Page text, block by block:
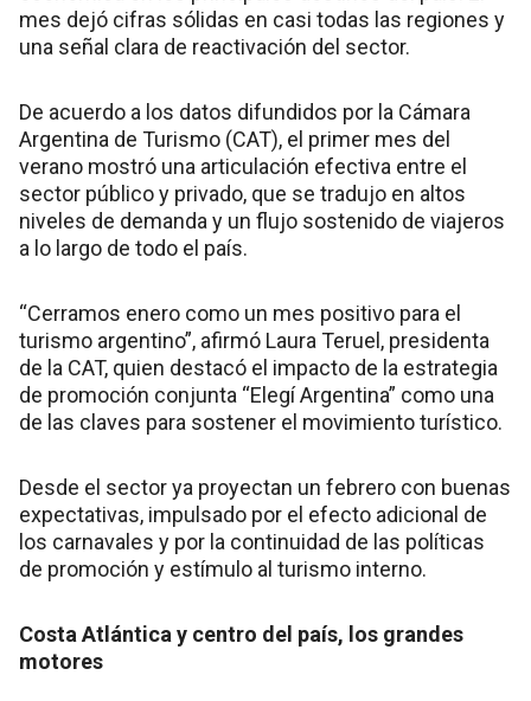
mes dejó cifras sólidas en casi todas las regiones y
una señal clara de reactivación del sector.
De acuerdo a los datos difundidos por la Cámara
Argentina de Turismo (CAT), el primer mes del
verano mostró una articulación efectiva entre el
sector público y privado, que se tradujo en altos
niveles de demanda y un flujo sostenido de viajeros
a lo largo de todo el país.
“Cerramos enero como un mes positivo para el
turismo argentino”, afirmó Laura Teruel, presidenta
de la CAT, quien destacó el impacto de la estrategia
de promoción conjunta “Elegí Argentina” como una
de las claves para sostener el movimiento turístico.
Desde el sector ya proyectan un febrero con buenas
expectativas, impulsado por el efecto adicional de
los carnavales y por la continuidad de las políticas
de promoción y estímulo al turismo interno.
Costa Atlántica y centro del país, los grandes
motores